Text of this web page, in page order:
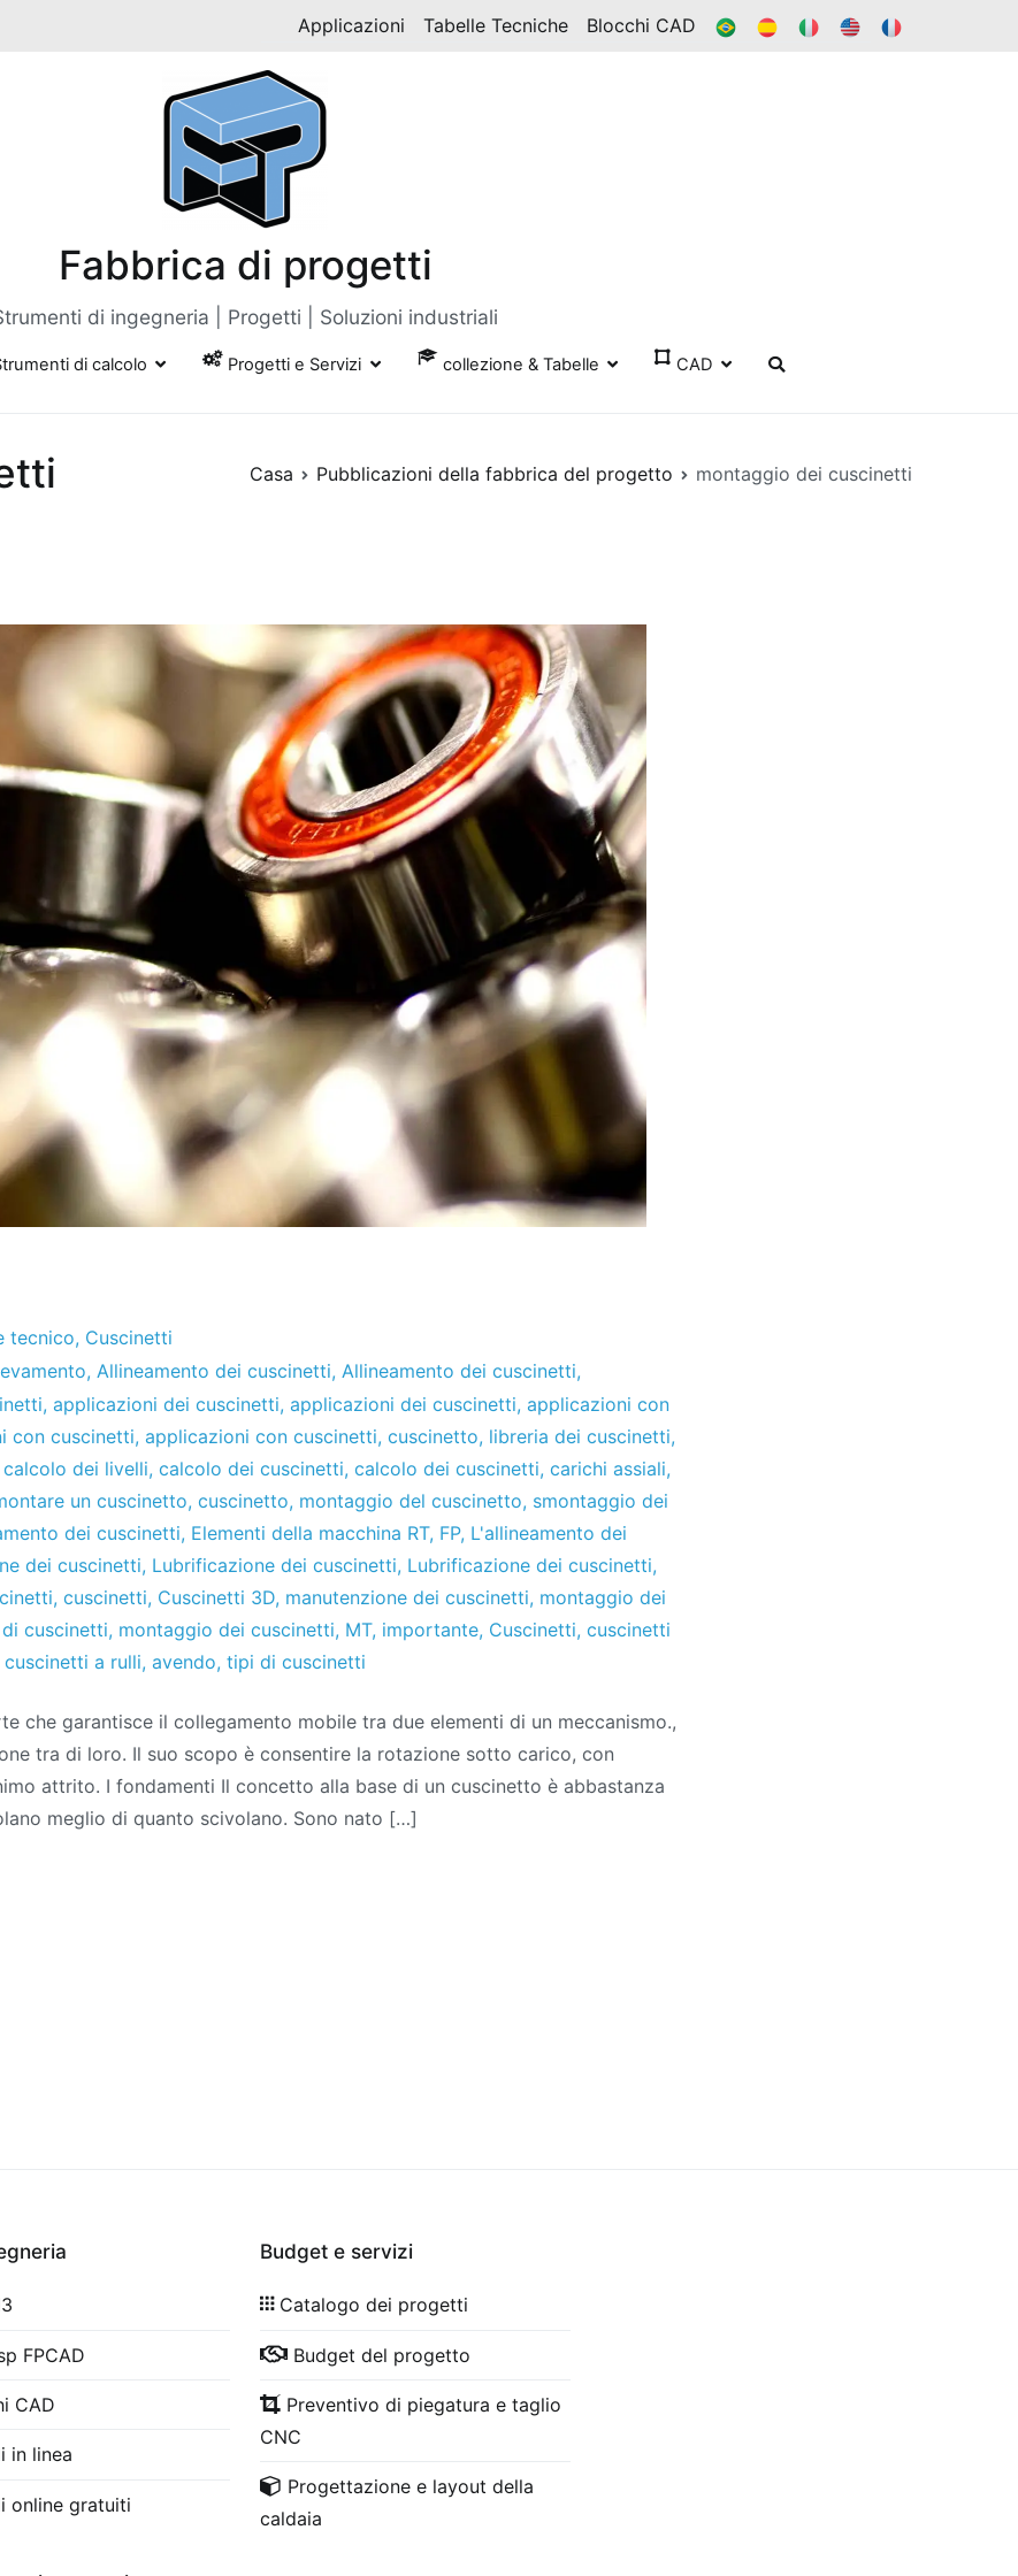
Applicazioni Tabelle Tecniche Blocchi CAD BR ES ESSO
Fabbrica di progetti
di ingegneria | Progetti | Soluzioni industriali
di calcolo Progetti e Servizi collezione & Tabelle CAD
Casa Pubblicazioni della fabbrica del progetto montaggio dei cuscinetti
tecnico, Cuscinetti
, Allineamento dei cuscinetti, Allineamento dei cuscinetti,
, applicazioni dei cuscinetti, applicazioni dei cuscinetti, applicazioni con
con cuscinetti, applicazioni con cuscinetti, cuscinetto, libreria dei cuscinetti,
calcolo dei livelli, calcolo dei cuscinetti, calcolo dei cuscinetti, carichi assiali,
un cuscinetto, cuscinetto, montaggio del cuscinetto, smontaggio dei
dei cuscinetti, Elementi della macchina RT, FP, L'allineamento dei
dei cuscinetti, Lubrificazione dei cuscinetti, Lubrificazione dei cuscinetti,
, cuscinetti, Cuscinetti 3D, manutenzione dei cuscinetti, montaggio dei
cuscinetti, montaggio dei cuscinetti, MT, importante, Cuscinetti, cuscinetti
cuscinetti a rulli, avendo, tipi di cuscinetti
che garantisce il collegamento mobile tra due elementi di un meccanismo.,
tra di loro. Il suo scopo è consentire la rotazione sotto carico, con
attrito. I fondamenti Il concetto alla base di un cuscinetto è abbastanza
meglio di quanto scivolano. Sono nato […]
FPCAD
CAD
in linea
online gratuiti
Budget e servizi
Catalogo dei progetti
Budget del progetto
Preventivo di piegatura e taglio
CNC
Progettazione e layout della
caldaia